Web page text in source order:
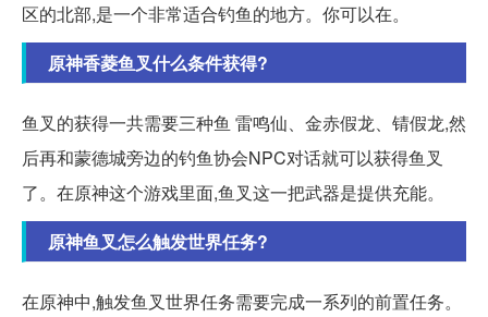
区的北部,是一个非常适合钓鱼的地方。你可以在。
原神香菱鱼叉什么条件获得?
鱼叉的获得一共需要三种鱼 雷鸣仙、金赤假龙、锖假龙,然
后再和蒙德城旁边的钓鱼协会NPC对话就可以获得鱼叉
了。在原神这个游戏里面,鱼叉这一把武器是提供充能。
原神鱼叉怎么触发世界任务?
在原神中,触发鱼叉世界任务需要完成一系列的前置任务。